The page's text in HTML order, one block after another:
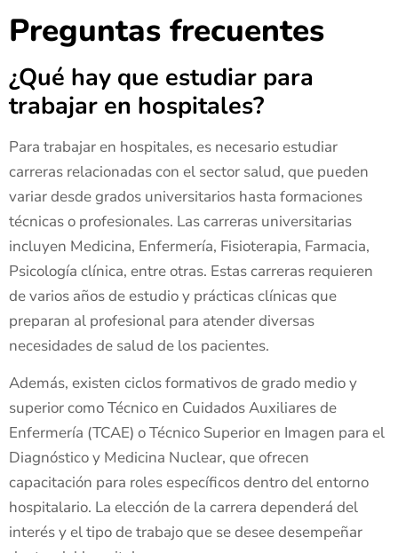
Preguntas frecuentes
¿Qué hay que estudiar para
trabajar en hospitales?
Para trabajar en hospitales, es necesario estudiar
carreras relacionadas con el sector salud, que pueden
variar desde grados universitarios hasta formaciones
técnicas o profesionales. Las carreras universitarias
incluyen Medicina, Enfermería, Fisioterapia, Farmacia,
Psicología clínica, entre otras. Estas carreras requieren
de varios años de estudio y prácticas clínicas que
preparan al profesional para atender diversas
necesidades de salud de los pacientes.
Además, existen ciclos formativos de grado medio y
superior como Técnico en Cuidados Auxiliares de
Enfermería (TCAE) o Técnico Superior en Imagen para el
Diagnóstico y Medicina Nuclear, que ofrecen
capacitación para roles específicos dentro del entorno
hospitalario. La elección de la carrera dependerá del
interés y el tipo de trabajo que se desee desempeñar